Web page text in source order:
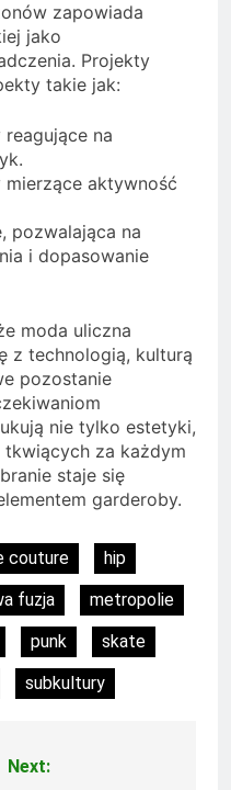
zapowiada
jako
Projekty
takie jak:
na
mierzące aktywność
pozwalająca na
i dopasowanie
moda uliczna
z technologią, kulturą
pozostanie
nie tylko estetyki,
za każdym
staje się
garderoby.
couture
hip
fuzja
metropolie
punk
skate
subkultury
Next: